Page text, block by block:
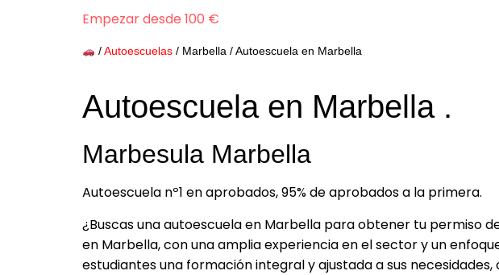
Empezar desde 100 €
/Autoescuelas/ Marbella / Autoescuela en Marbella
Autoescuela en Marbella .
Marbesula Marbella
Autoescuela nº1 en aprobados, 95% de aprobados a la primera.
¿Buscas una autoescuela en Marbella para obtener tu permiso
en Marbella, con una amplia experiencia en el sector y un
estudiantes una formación integral y ajustada a sus